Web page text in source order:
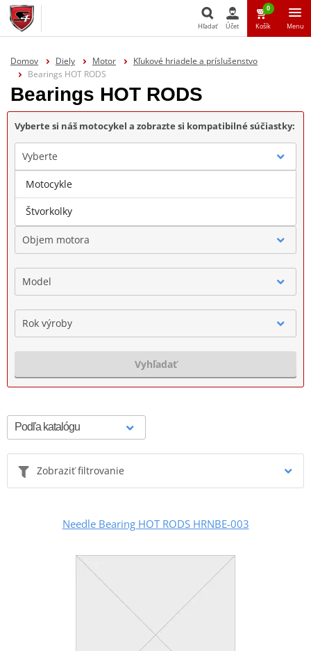
Hľadať Účet
0
Košík Menu
Domov Diely Motor
Kľukové hriadele a príslušenstvo
Bearings HOT RODS
Bearings HOT RODS
Vyberte si náš motocykel a zobrazte si kompatibilné súčiastky:
Vyberte
Značka
Objem motora
Model
Rok výroby
Vyhľadať
Zobraziť filtrovanie
Needle Bearing HOT RODS HRNBE-003
Motocykle
Štvorkolky